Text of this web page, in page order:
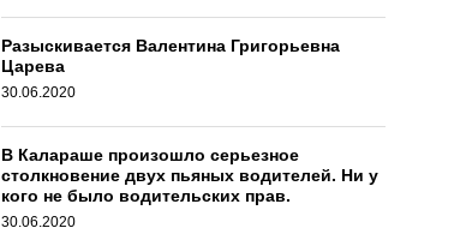
Разыскивается Валентина Григорьевна
Царева
30.06.2020
В Калараше произошло серьезное
столкновение двух пьяных водителей. Ни у
кого не было водительских прав.
30.06.2020